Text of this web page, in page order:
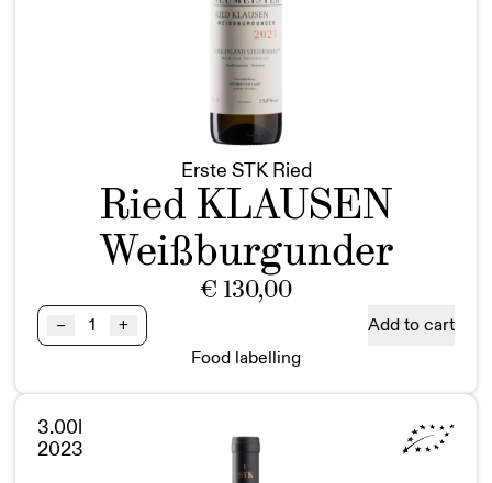
Erste STK Ried
Ried KLAUSEN
Weißburgunder
€ 130,00
–
Ried
KLAUSEN
Weißburgunder
1STK
Doppelmagnum
quantity
+
Add to cart
Food labelling
3.00l
2023